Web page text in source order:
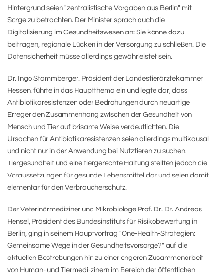
Hintergrund seien "zentralistische Vorgaben aus Berlin" mit
Sorge zu betrachten. Der Minister sprach auch die
Digitalisierung im Gesundheitswesen an: Sie könne dazu
beitragen, regionale Lücken in der Versorgung zu schließen. Die
Datensicherheit müsse allerdings gewährleistet sein.
Dr. Ingo Stammberger, Präsident der Landestierärztekammer
Hessen, führte in das Hauptthema ein und legte dar, dass
Antibiotikaresistenzen oder Bedrohungen durch neuartige
Erreger den Zusammenhang zwischen der Gesundheit von
Mensch und Tier auf brisante Weise verdeutlichten. Die
Ursachen für Antibiotikaresistenzen seien allerdings multikausal
und nicht nur in der Anwendung bei Nutztieren zu suchen.
Tiergesundheit und eine tiergerechte Haltung stellten jedoch die
Voraussetzungen für gesunde Lebensmittel dar und seien damit
elementar für den Verbraucherschutz.
Der Veterinärmediziner und Mikrobiologe Prof. Dr. Dr. Andreas
Hensel, Präsident des Bundesinstituts für Risikobewertung in
Berlin, ging in seinem Hauptvortrag "One-Health-Strategien:
Gemeinsame Wege in der Gesundheitsvorsorge?" auf die
aktuellen Bestrebungen hin zu einer engeren Zusammenarbeit
von Human- und Tiermedi-zinern im Bereich der öffentlichen